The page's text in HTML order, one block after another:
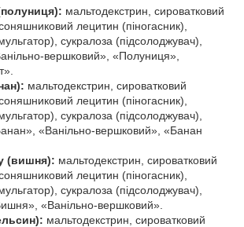
мальтодекстрин, сироватковий
лецитин (піногасник),
сукралоза (підсолоджувач),
вершковий», «Полуниця»,
мальтодекстрин, сироватковий
лецитин (піногасник),
сукралоза (підсолоджувач),
«Ванільно-вершковий», «Банан
(вишня): мальтодекстрин, сироватковий
лецитин (піногасник),
сукралоза (підсолоджувач),
«Ванільно-вершковий».
мальтодекстрин, сироватковий